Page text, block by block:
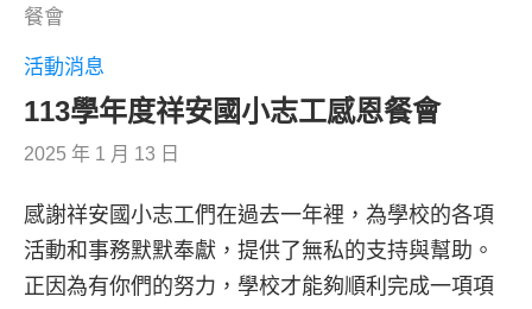
餐會
活動消息
113學年度祥安國小志工感恩餐會
2025 年 1 月 13 日
感謝祥安國小志工們在過去一年裡，為學校的各項
活動和事務默默奉獻，提供了無私的支持與幫助。
正因為有你們的努力，學校才能夠順利完成一項項